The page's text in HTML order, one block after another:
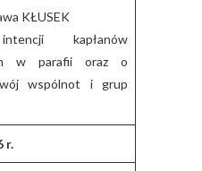
KŁUSEK
kapłanów
w parafii oraz o
wspólnot i grup
r.